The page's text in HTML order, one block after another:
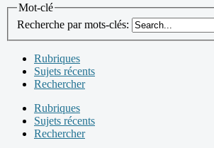
Mot-clé
Recherche par mots-clés:
Rubriques
Sujets récents
Rechercher
Rubriques
Sujets récents
Rechercher